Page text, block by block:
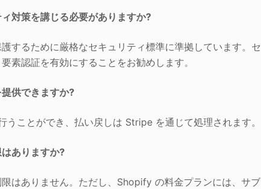
対策を講じる必要がありますか?
するために厳格なセキュリティ標準に準拠しています。セ
素認証を有効にすることをお勧めします。
供できますか?
ことができ、払い戻しは Stripe を通じて処理されます。
ありますか?
はありません。ただし、Shopify の料金プランには、サブ